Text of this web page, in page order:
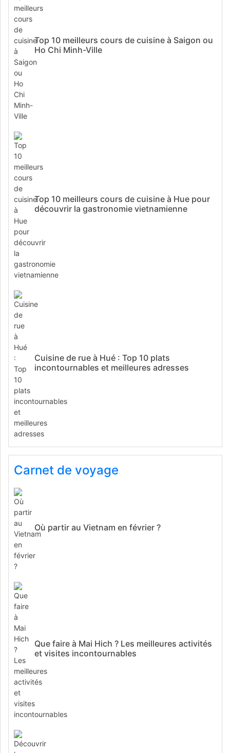
Top 10 meilleurs cours de cuisine à Saigon ou
Ho Chi Minh-Ville
Top 10 meilleurs cours de cuisine à Hue pour
découvrir la gastronomie vietnamienne
Cuisine de rue à Hué : Top 10 plats
incontournables et meilleures adresses
Carnet de voyage
Où partir au Vietnam en février ?
Que faire à Mai Hich ? Les meilleures activités
et visites incontournables